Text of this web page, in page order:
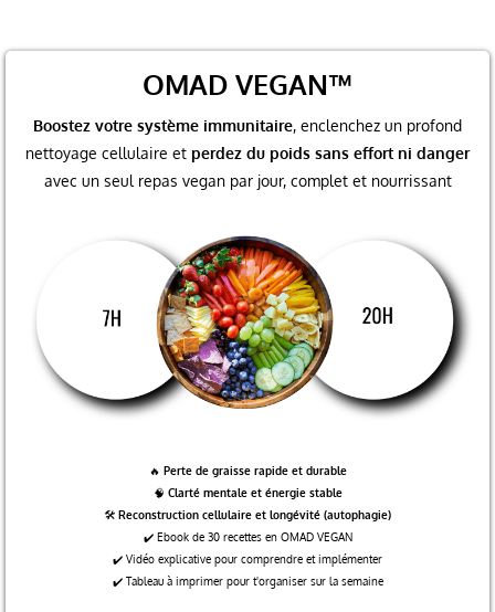
OMAD VEGAN™
Boostez votre système immunitaire, enclenchez un profond
nettoyage cellulaire et perdez du poids sans effort ni danger
avec un seul repas vegan par jour, complet et nourrissant
🔥 Perte de graisse rapide et durable
🧠 Clarté mentale et énergie stable
🛠️ Reconstruction cellulaire et longévité (autophagie)
✔️ Ebook de 30 recettes en OMAD VEGAN
✔️ Vidéo explicative pour comprendre et implémenter
✔️ Tableau à imprimer pour t'organiser sur la semaine